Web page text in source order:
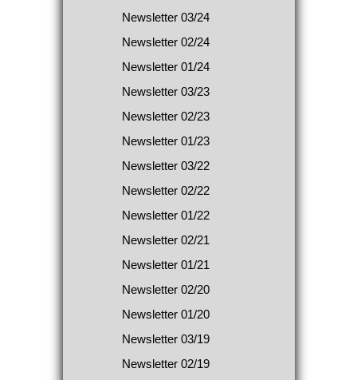
Newsletter 03/24
Newsletter 02/24
Newsletter 01/24
Newsletter 03/23
Newsletter 02/23
Newsletter 01/23
Newsletter 03/22
Newsletter 02/22
Newsletter 01/22
Newsletter 02/21
Newsletter 01/21
Newsletter 02/20
Newsletter 01/20
Newsletter 03/19
Newsletter 02/19